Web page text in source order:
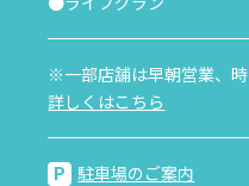
※一部店舗は早朝営業、時
詳しくはこちら
駐車場のご案内